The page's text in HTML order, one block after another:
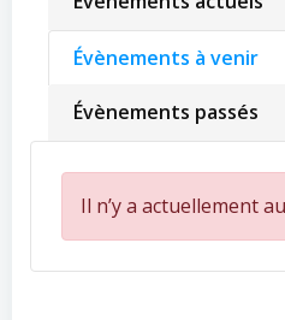
Évènements à venir
Évènements passés
Il n’y a actuellement